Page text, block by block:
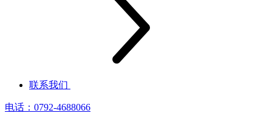
联系我们
电话：0792-4688066